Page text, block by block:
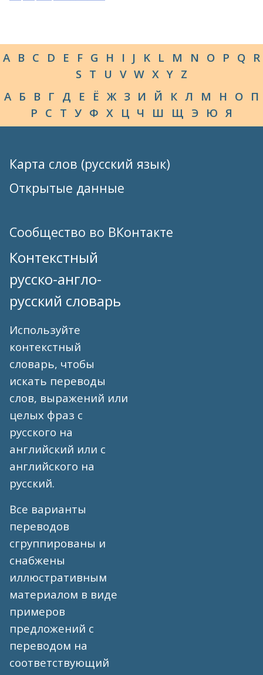
A B C D E F G H I J K L M N O P Q R
S T U V W X Y Z
А Б В Г Д Е Ё Ж З И Й К Л М Н О П
Р С Т У Ф Х Ц Ч Ш Щ Э Ю Я
Карта слов (русский язык)
Открытые данные
Сообщество во ВКонтакте
Контекстный
русско-англо-
русский словарь
Используйте
контекстный
словарь, чтобы
искать переводы
слов, выражений или
целых фраз с
русского на
английский или с
английского на
русский.
Все варианты
переводов
сгруппированы и
снабжены
иллюстративным
материалом в виде
примеров
предложений с
переводом на
соответствующий